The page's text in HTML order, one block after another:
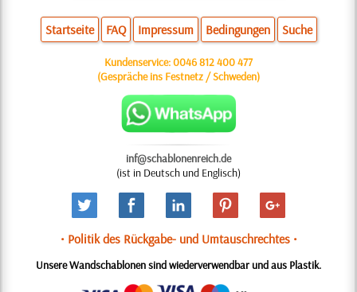
Startseite FAQ Impressum Bedingungen Suche
Kundenservice:0046 812 400 477
(Gespräche ins Festnetz / Schweden)
inf@schablonenreich.de
(ist in Deutsch und Englisch)
• Politik des Rückgabe- und Umtauschrechtes •
Unsere Wandschablonen sind wiederverwendbar und aus Plastik.